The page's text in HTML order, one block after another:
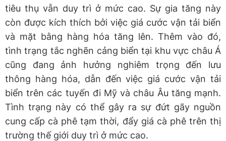
tiêu thụ vẫn duy trì ở mức cao. Sự gia tăng này
còn được kích thích bởi việc giá cước vận tải biển
và mặt bằng hàng hóa tăng lên. Thêm vào đó,
tình trạng tắc nghẽn cảng biển tại khu vực châu Á
cũng đang ảnh hưởng nghiêm trọng đến lưu
thông hàng hóa, dẫn đến việc giá cước vận tải
biển trên các tuyến đi Mỹ và châu Âu tăng mạnh.
Tình trạng này có thể gây ra sự đứt gãy nguồn
cung cấp cà phê tạm thời, đẩy giá cà phê trên thị
trường thế giới duy trì ở mức cao.